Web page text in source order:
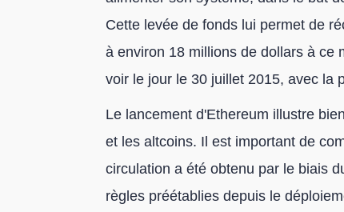
Cette levée de fonds lui permet de
à environ 18 millions de dollars à ce
voir le jour le 30 juillet 2015, avec la
Le lancement d'Ethereum illustre
et les altcoins. Il est important de
circulation a été obtenu par le biais
règles préétablies depuis le